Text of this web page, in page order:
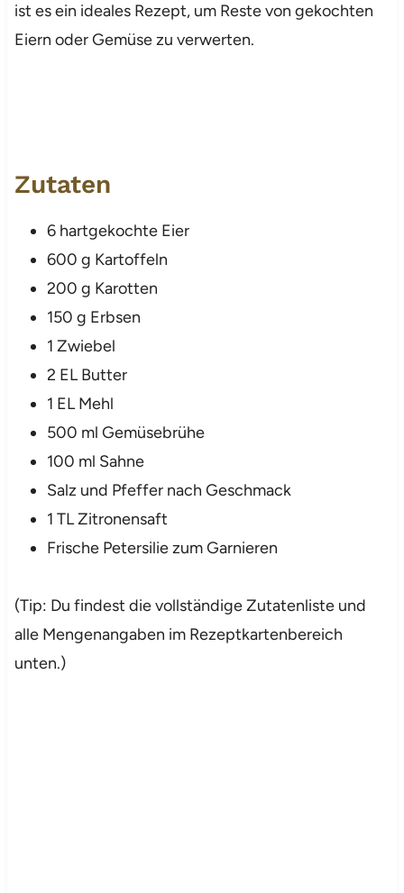
ist es ein ideales Rezept, um Reste von gekochten
Eiern oder Gemüse zu verwerten.
Zutaten
6 hartgekochte Eier
600 g Kartoffeln
200 g Karotten
150 g Erbsen
1 Zwiebel
2 EL Butter
1 EL Mehl
500 ml Gemüsebrühe
100 ml Sahne
Salz und Pfeffer nach Geschmack
1 TL Zitronensaft
Frische Petersilie zum Garnieren
(Tip: Du findest die vollständige Zutatenliste und
alle Mengenangaben im Rezeptkartenbereich
unten.)